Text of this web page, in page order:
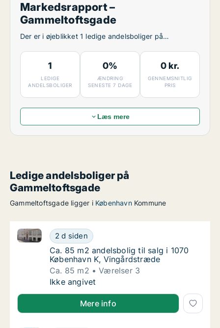
Markedsrapport –
Gammeltoftsgade
Der er i øjeblikket 1 ledige andelsboliger på
1
LEDIGE
ANDELSBOLIGER
0%
ÆNDRING
SENESTE 7 DAGE
0 kr.
GENNEMSNITLIG
PRIS
Læs mere
Ledige andelsboliger på
Gammeltoftsgade
Gammeltoftsgade ligger i KøbenhavnKommune
Ca. 85 m2 andelsbolig til salg i 1070
2 d siden
Ca. 85 m2 andelsbolig til salg i 1070 København K,
Ca. 85 m2 andelsbolig til salg i 1070
Ca. 85 m2 andelsbolig til salg i 1070
København K, Vingårdstræde
Ca. 85 m2
Værelser 3
Ca. 85 m2 andelsbolig til salg i 1070
Ikke angivet
Mere info